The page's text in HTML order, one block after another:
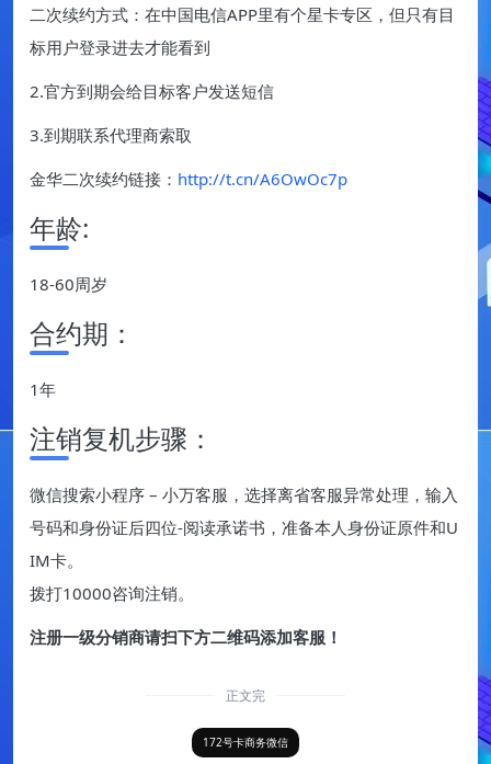
二次续约方式：在中国电信APP里有个星卡专区，但只有目
标用户登录进去才能看到
2.官方到期会给目标客户发送短信
3.到期联系代理商索取
金华二次续约链接： http://t.cn/A6OwOc7p
年龄:
18-60周岁
合约期：
1年
注销复机步骤：
微信搜索小程序 – 小万客服，选择离省客服异常处理，输入
号码和身份证后四位-阅读承诺书，准备本人身份证原件和U
IM卡。
拨打10000咨询注销。
注册一级分销商请扫下方二维码添加客服！
正文完
172号卡商务微信